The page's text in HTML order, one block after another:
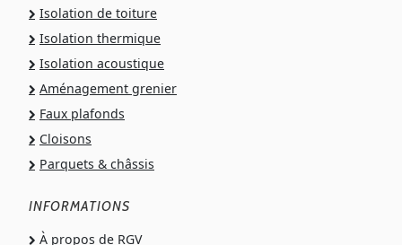
Isolation de toiture
Isolation thermique
Isolation acoustique
Aménagement grenier
Faux plafonds
Cloisons
Parquets & châssis
INFORMATIONS
À propos de RGV